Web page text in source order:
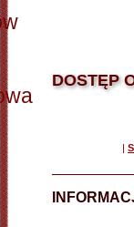
DOSTĘP
|